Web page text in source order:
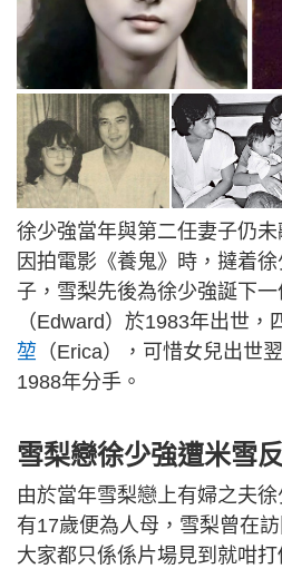
徐少強當年與第二任妻子仍未
因拍電影《養鬼》時，撻着
子，雪梨先後為徐少強誕下
（Edward）於1983年出世，
堃 （Erica），可惜女兒出世
1988年分手。
雪梨戀徐少強遭米雪
由於當年雪梨戀上有婦之夫
有17歲便為人母，雪梨曾在
大家都只係係片場見到就咁